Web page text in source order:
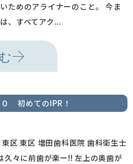
ためのアライナーのこと。 今ま
、すべてアク...
初めてのIPR！
区 東区 増田歯科医院 歯科衛生士
久々に前歯が楽ー!! 左上の奥歯が